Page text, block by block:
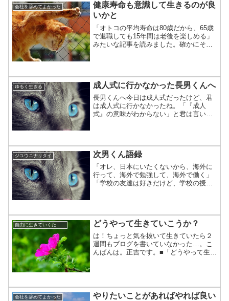
会社を辞めてよかった
健康寿命も意識して生きるのが良
いかと
「オトコの平均寿命は80歳だから、65歳
で退職しても15年間は老後を楽しめる」
みたいな記事を読みました。確かにそう
外に短い「健康寿...
ゆるく生きる 成人式に行かなかった長男くんへ
長男くんへ今日は成人式だったけど、君
は成人式に行かなかったね。「『成人
式』の意味がわからない」と君は言いま
つく」と考えている人が意...
ジユウニナリタイ 次男くん語録
「オレ、日本にいたくないから、海外に
行って、海外で勉強して、海外で働く」
「学校の友達は好きだけど、学校の授業
たくないわー」「『将来...
自由に生きていくために どうやって生きていこうか？
は！ちょっと気を抜いて生きていたら２
週間もブログを書いていなかった…。こ
んばんは。正吉です。■「どうやって生き
ど…イヤ、もちろんそれな...
会社を辞めてよかった
やりたいことがあればやれば良い